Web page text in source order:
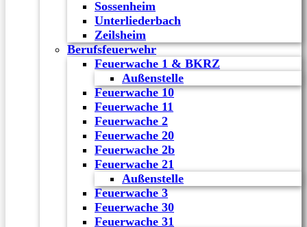
Sossenheim
Unterliederbach
Zeilsheim
Berufsfeuerwehr
Feuerwache 1 & BKRZ
Außenstelle
Feuerwache 10
Feuerwache 11
Feuerwache 2
Feuerwache 20
Feuerwache 2b
Feuerwache 21
Außenstelle
Feuerwache 3
Feuerwache 30
Feuerwache 31